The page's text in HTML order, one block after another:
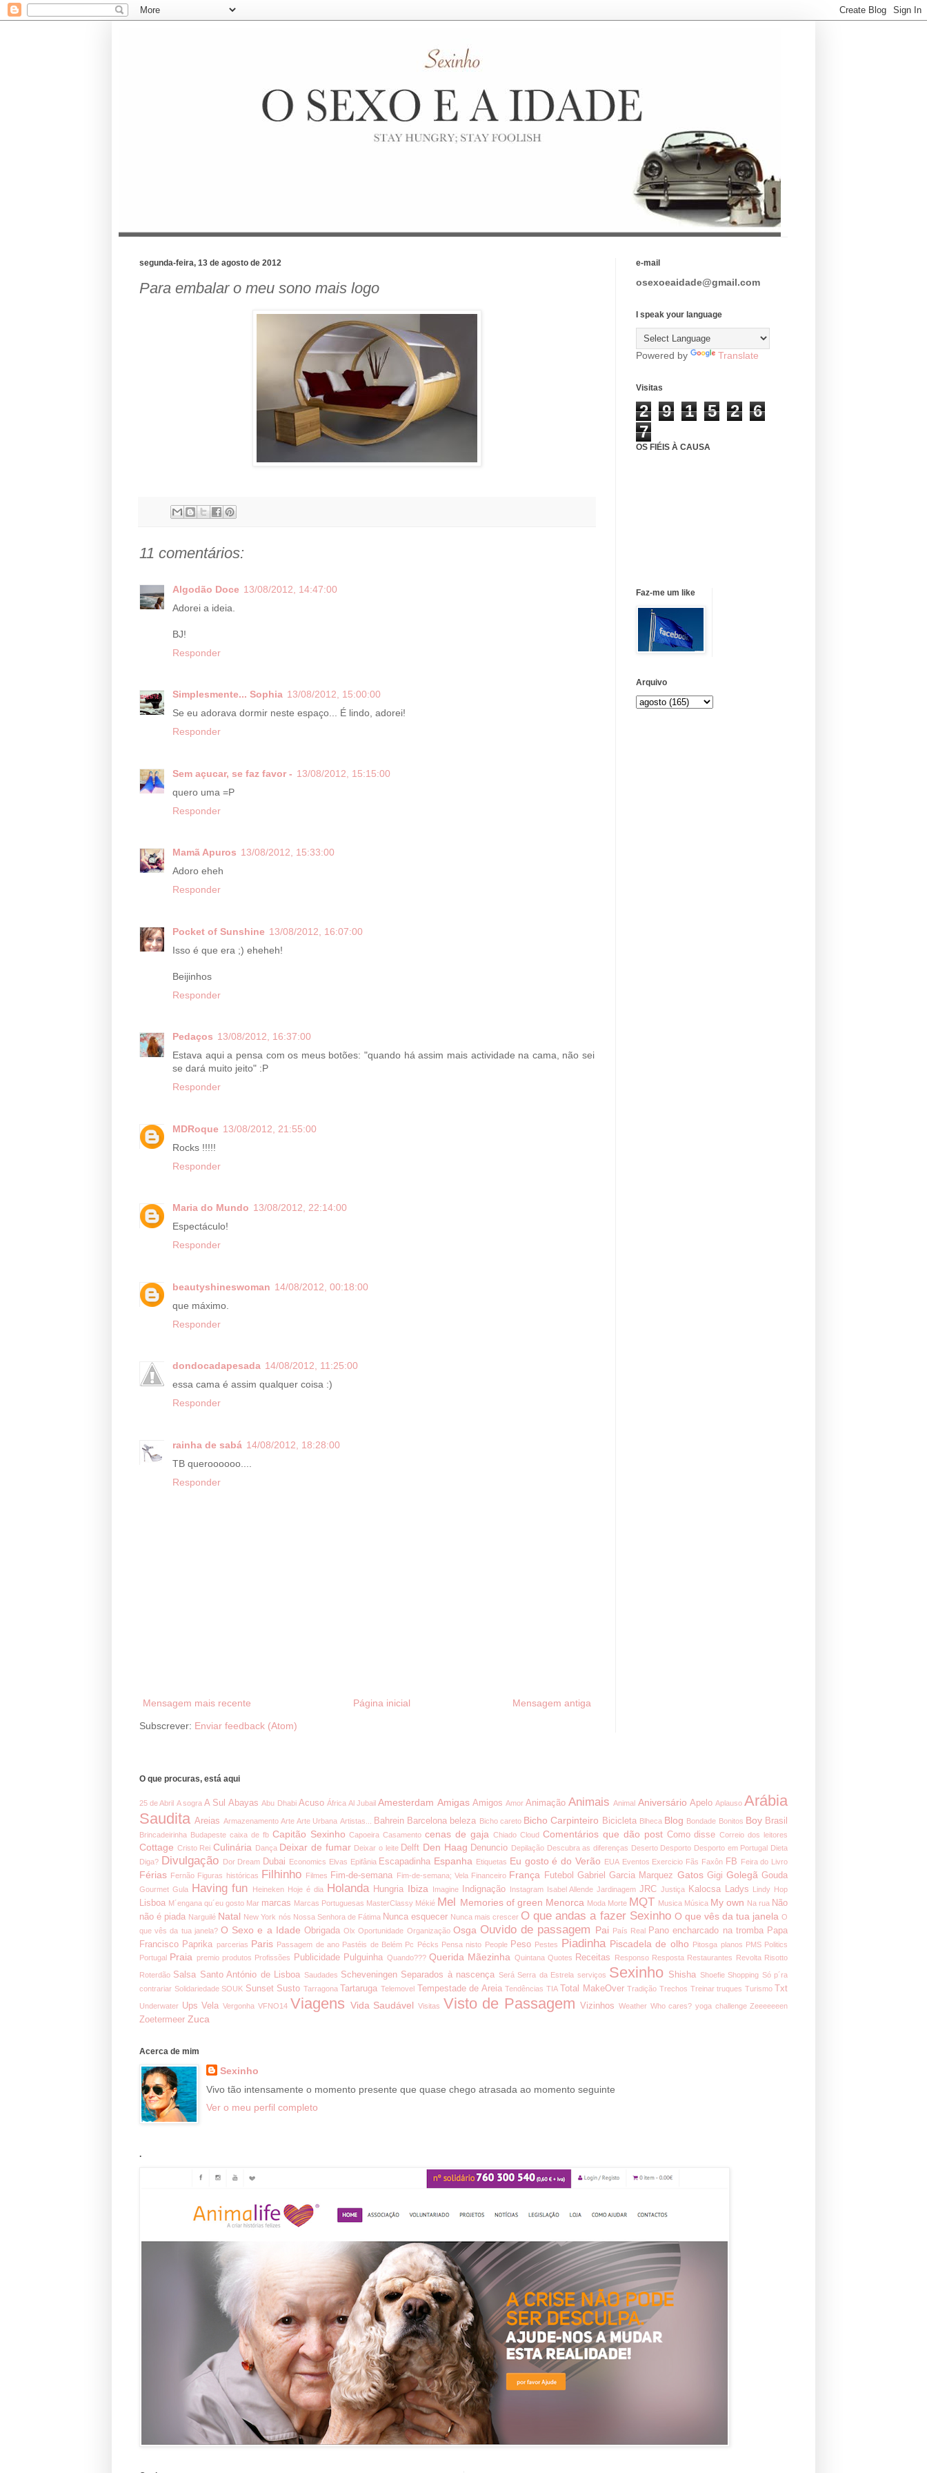
segunda-feira, 13 de agosto de 2012
Para embalar o meu sono mais logo
11 comentários:
Algodão Doce 13/08/2012, 14:47:00
Adorei a ideia.
BJ!
Responder
Simplesmente... Sophia 13/08/2012, 15:00:00
Se eu adorava dormir neste espaço... É lindo, adorei!
Responder
Sem açucar, se faz favor - 13/08/2012, 15:15:00
quero uma =P
Responder
Mamã Apuros 13/08/2012, 15:33:00
Adoro eheh
Responder
Pocket of Sunshine 13/08/2012, 16:07:00
Isso é que era ;) eheheh!
Beijinhos
Responder
Pedaços 13/08/2012, 16:37:00
Estava aqui a pensa com os meus botões: "quando há assim mais actividade na cama, não sei
se dará muito jeito" :P
Responder
MDRoque 13/08/2012, 21:55:00
Rocks !!!!!
Responder
Maria do Mundo 13/08/2012, 22:14:00
Espectáculo!
Responder
beautyshineswoman 14/08/2012, 00:18:00
que máximo.
Responder
dondocadapesada 14/08/2012, 11:25:00
essa cama é assim qualquer coisa :)
Responder
rainha de sabá 14/08/2012, 18:28:00
TB queroooooo....
Responder
Mensagem mais recente Mensagem antiga
Página inicial
Subscrever: Enviar feedback (Atom)
e-mail
osexoeaidade@gmail.com
I speak your language
Powered by Translate
Visitas
2 9 1 5 2
6
7
OS FIÉIS À CAUSA
Faz-me um like
Arquivo
O que procuras, está aqui
25 de Abril A sogra A Sul Abayas Abu Dhabi Acuso África Al Jubail Amesterdam Amigas Amigos Amor Animação Animais Animal Aniversário Apelo Aplauso Arábia
Saudita Areias Armazenamento Arte Arte Urbana Artistas... Bahrein Barcelona beleza Bicho careto Bicho Carpinteiro Bicicleta Blheca Blog Bondade Bonitos Boy Brasil
Brincadeirinha Budapeste caixa de fb Capitão Sexinho Capoeira Casamento cenas de gaja Chiado Cloud Comentários que dão post Como disse Correio dos leitores
Cottage Cristo Rei Culinária Dança Deixar de fumar Deixar o leite Delft Den Haag Denuncio Depilação Descubra as diferenças Deserto Desporto Desporto em Portugal Dieta
Diga? Divulgação Dor Dream Dubai Economics Elvas Epifânia Escapadinha Espanha Etiquetas Eu gosto é do Verão EUA Eventos Exercicio Fãs Faxôn FB Feira do Livro
Férias Fernão Figuras históricas Filhinho Filmes Fim-de-semana Fim-de-semana; Vela Financeiro França Futebol Gabriel Garcia Marquez Gatos Gigi Golegã Gouda
Gourmet Gula Having fun Heineken Hoje é dia Holanda Hungria Ibiza Imagine Indignação Instagram Isabel Allende Jardinagem JRC Justiça Kalocsa Ladys Lindy Hop
Lisboa M´engana qu´eu gosto Mar marcas Marcas Portuguesas MasterClassy Mékié Mel Memories of green Menorca Moda Morte MQT Musica Música My own Na rua Não
não é piada Narguilé Natal New York nós Nossa Senhora de Fátima Nunca esquecer Nunca mais crescer O que andas a fazer Sexinho O que vês da tua janela O
que vês da tua janela? O Sexo e a Idade Obrigada Olx Oportunidade Organização Osga Ouvido de passagem Pai País Real Pano encharcado na tromba Papa
Francisco Paprika parcerias Paris Passagem de ano Pastéis de Belém Pc Pécks Pensa nisto People Peso Pestes Piadinha Piscadela de olho Pitosga planos PMS Politics
Portugal Praia premio produtos Profissões Publicidade Pulguinha Quando??? Querida Mãezinha Quintana Quotes Receitas Responso Resposta Restaurantes Revolta Risotto
Roterdão Salsa Santo António de Lisboa Saudades Scheveningen Separados à nascença Será Serra da Estrela serviços Sexinho Shisha Shoefie Shopping Só p´ra
contrariar Solidariedade SOUK Sunset Susto Tarragona Tartaruga Telemovel Tempestade de Areia Tendências TIA Total MakeOver Tradição Trechos Treinar truques Turismo Txt
Underwater Ups Vela Vergonha VFNO14 Viagens Vida Saudável Visitas Visto de Passagem Vizinhos Weather Who cares? yoga challenge Zeeeeeeen
Zoetermeer Zuca
Acerca de mim
Sexinho
Vivo tão intensamente o momento presente que quase chego atrasada ao momento seguinte
Ver o meu perfil completo
.